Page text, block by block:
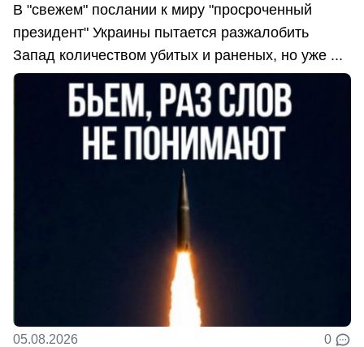
В "свежем" послании к миру "просроченный
президент" Украины пытается разжалобить
Запад количеством убитых и раненых, но уже ...
05.08.2026 0